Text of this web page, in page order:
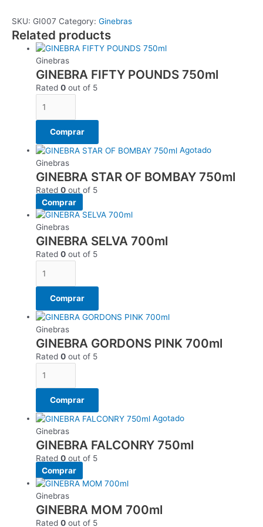
SKU: GI007 Category: Ginebras
Related products
Ginebras
GINEBRA FIFTY POUNDS 750ml
Rated0 out of 5
Comprar
Agotado
Ginebras
GINEBRA STAR OF BOMBAY 750ml
Rated0 out of 5
Comprar
Ginebras
GINEBRA SELVA 700ml
Rated0 out of 5
Comprar
Ginebras
GINEBRA GORDONS PINK 700ml
Rated0 out of 5
Comprar
Agotado
Ginebras
GINEBRA FALCONRY 750ml
Rated0 out of 5
Comprar
Ginebras
GINEBRA MOM 700ml
Rated0 out of 5